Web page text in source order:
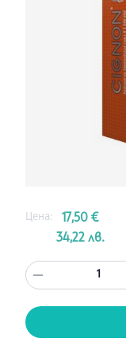
Цена:
17,50 €
34,22 лв.
1